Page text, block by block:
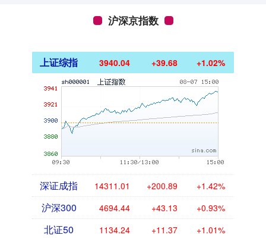
沪深京指数
上证综指 3940.04 +39.68 +1.02%
深证成指 14311.01 +200.89 +1.42%
沪深300 4694.44 +43.13 +0.93%
北证50 1134.24 +11.37 +1.01%